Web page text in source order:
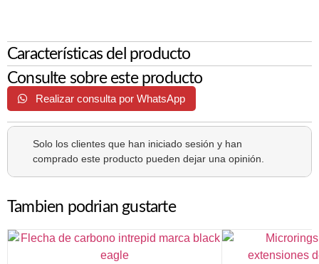
Características del producto
Consulte sobre este producto
Realizar consulta por WhatsApp
Solo los clientes que han iniciado sesión y han
comprado este producto pueden dejar una opinión.
Tambien podrian gustarte